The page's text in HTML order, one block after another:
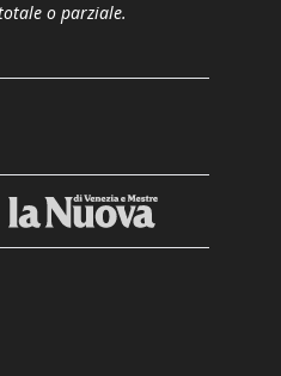
o parziale.